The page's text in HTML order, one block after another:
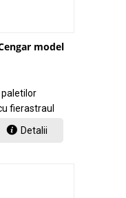
model
fierastraul
Detalii